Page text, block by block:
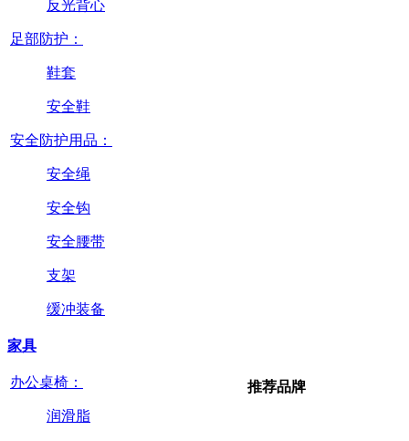
反光背心
足部防护：
鞋套
安全鞋
安全防护用品：
安全绳
安全钩
安全腰带
支架
缓冲装备
家具
办公桌椅：
润滑脂
推荐品牌